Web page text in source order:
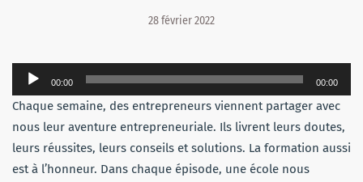
28 février 2022
Lecteur
audio
00:00 00:00
Chaque semaine, des entrepreneurs viennent partager avec
nous leur aventure entrepreneuriale. Ils livrent leurs doutes,
leurs réussites, leurs conseils et solutions. La formation aussi
est à l’honneur. Dans chaque épisode, une école nous